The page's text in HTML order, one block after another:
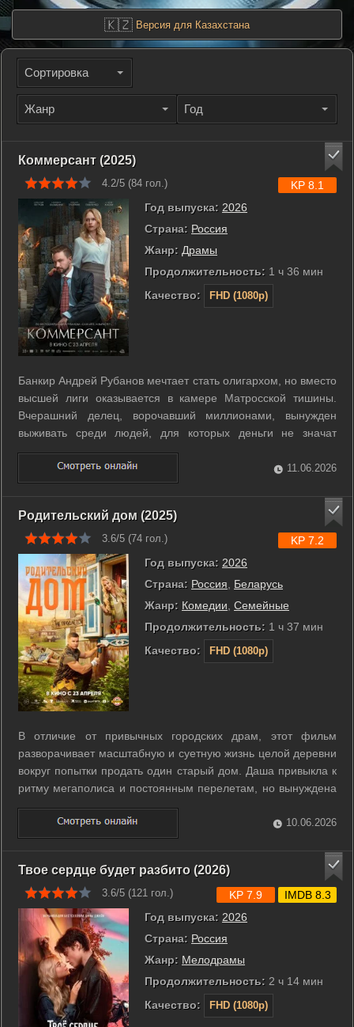
🇰🇿 Версия для Казахстана
Сортировка
Жанр Год
Коммерсант (2025)
4.2/5 (84 гол.)
Год выпуска: 2026
Страна: Россия
Жанр: Драмы
Продолжительность: 1 ч 36 мин
Качество:
FHD (1080p)
KP 8.1
Банкир Андрей Рубанов мечтает стать олигархом, но вместо
высшей лиги оказывается в камере Матросской тишины.
Вчерашний делец, ворочавший миллионами, вынужден
выживать среди людей, для которых деньги не значат
ничего. Его роскошная жизнь в Москве сменяется тесным
пространством, где авторитет зарабатывается кулаками и
хитростью. Андрей втянут в ...
11.06.2026
Родительский дом (2025)
3.6/5 (74 гол.)
Год выпуска: 2026
Страна: Россия
Беларусь
Жанр: Комедии Семейные
Продолжительность: 1 ч 37 мин
Качество:
FHD (1080p)
KP 7.2
В отличие от привычных городских драм, этот фильм
разворачивает масштабную и суетную жизнь целой деревни
вокруг попытки продать один старый дом. Даша привыкла к
ритму мегаполиса и постоянным перелетам, но вынуждена
вернуться в родные края ради погашения долгов. Ее
планам мешает местный сыровар Миша, чей специфически
ароматный бизнес постоянно ...
10.06.2026
Твое сердце будет разбито (2026)
3.6/5 (121 гол.)
Год выпуска: 2026
Страна: Россия
Жанр: Мелодрамы
Продолжительность: 2 ч 14 мин
Качество:
FHD (1080p)
KP 7.9 IMDB 8.3